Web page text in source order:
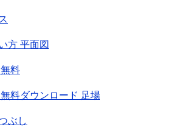
方 平面図
料
料ダウンロード 足場
ぶし